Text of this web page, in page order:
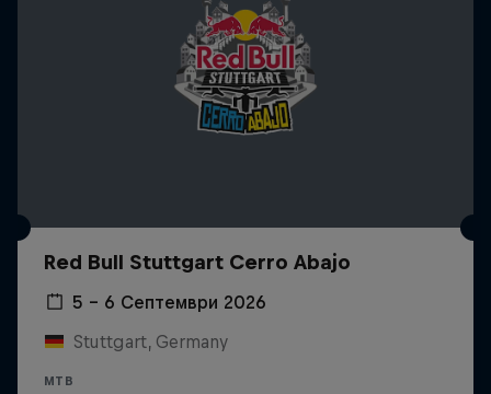
Red Bull Stuttgart Cerro Abajo
5 – 6 Септември 2026
Stuttgart, Germany
MTB